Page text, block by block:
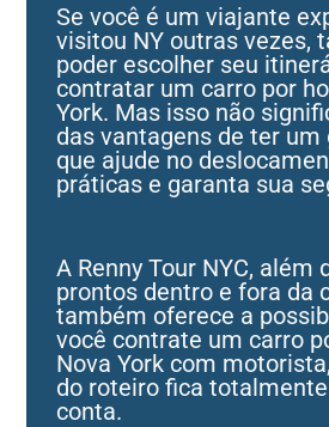
Se você é um viajante
visitou NY outras vezes,
poder escolher seu
contratar um carro por
York. Mas isso não
das vantagens de ter
que ajude no
práticas e garanta sua
A Renny Tour NYC, além
prontos dentro e fora da
também oferece a
você contrate um carro
Nova York com
do roteiro fica
conta.